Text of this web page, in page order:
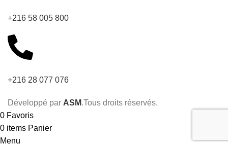
+216 58 005 800
+216 28 077 076
Développé par ASM.Tous droits réservés.
0 Favoris
0 items Panier
Menu